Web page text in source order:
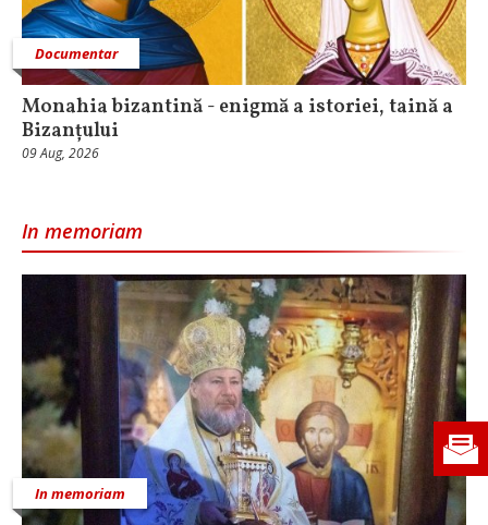
Documentar
Monahia bizantină - enigmă a istoriei, taină a
Bizanțului
09 Aug, 2026
In memoriam
In memoriam